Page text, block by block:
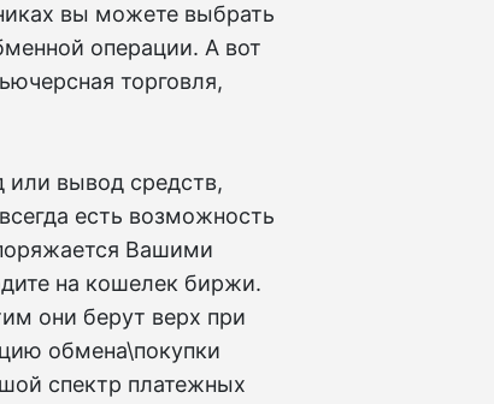
вы можете выбрать
операции. А вот
торговля,
или вывод средств,
есть возможность
Вашими
на кошелек биржи.
они берут верх при
обмена\покупки
спектр платежных